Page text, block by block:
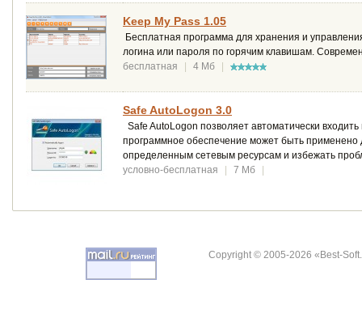
Keep My Pass 1.05
Бесплатная программа для хранения и
логина или пароля по горячим клавишам.
бесплатная
| 4 Мб |
Safe AutoLogon 3.0
Safe AutoLogon позволяет автоматически
программное обеспечение может быть применено
определенным сетевым ресурсам и избежать
условно-бесплатная
| 7 Мб |
Copyright © 2005-2026 «Best-